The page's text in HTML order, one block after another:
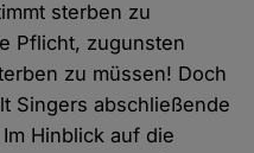
sterben zu
Pflicht, zugunsten
zu müssen! Doch
Singers abschließende
Hinblick auf die